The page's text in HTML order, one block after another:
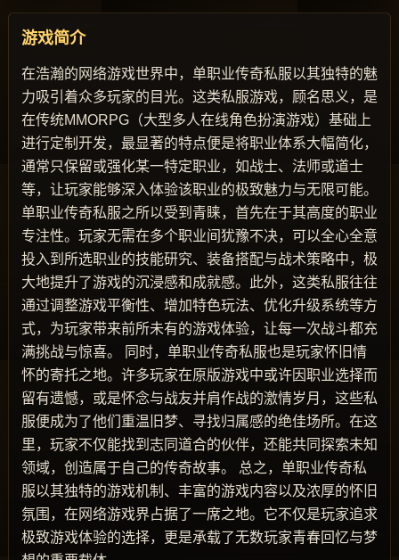
游戏简介
在浩瀚的网络游戏世界中，单职业传奇私服以其独特的魅
力吸引着众多玩家的目光。这类私服游戏，顾名思义，是
在传统MMORPG（大型多人在线角色扮演游戏）基础上
进行定制开发，最显著的特点便是将职业体系大幅简化，
通常只保留或强化某一特定职业，如战士、法师或道士
等，让玩家能够深入体验该职业的极致魅力与无限可能。
单职业传奇私服之所以受到青睐，首先在于其高度的职业
专注性。玩家无需在多个职业间犹豫不决，可以全心全意
投入到所选职业的技能研究、装备搭配与战术策略中，极
大地提升了游戏的沉浸感和成就感。此外，这类私服往往
通过调整游戏平衡性、增加特色玩法、优化升级系统等方
式，为玩家带来前所未有的游戏体验，让每一次战斗都充
满挑战与惊喜。 同时，单职业传奇私服也是玩家怀旧情
怀的寄托之地。许多玩家在原版游戏中或许因职业选择而
留有遗憾，或是怀念与战友并肩作战的激情岁月，这些私
服便成为了他们重温旧梦、寻找归属感的绝佳场所。在这
里，玩家不仅能找到志同道合的伙伴，还能共同探索未知
领域，创造属于自己的传奇故事。 总之，单职业传奇私
服以其独特的游戏机制、丰富的游戏内容以及浓厚的怀旧
氛围，在网络游戏界占据了一席之地。它不仅是玩家追求
极致游戏体验的选择，更是承载了无数玩家青春回忆与梦